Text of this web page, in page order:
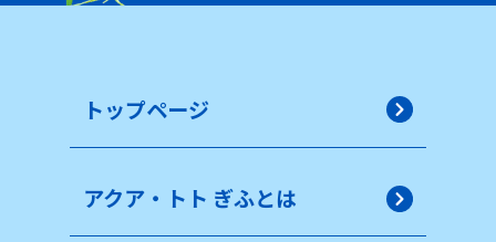
トップページ
アクア・トト ぎふとは